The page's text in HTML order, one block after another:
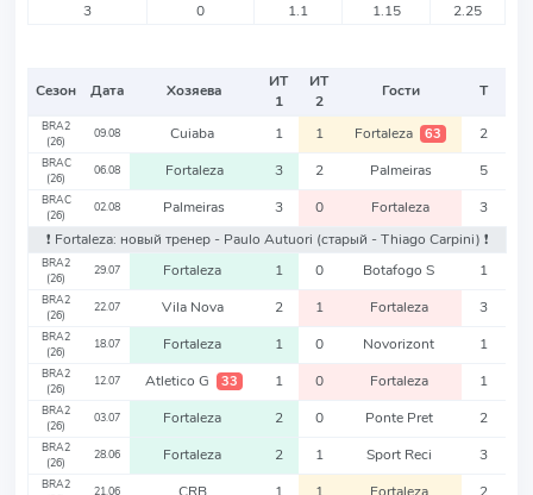
3
0 1.1 1.15 2.25
Сезон Дата Хозяева
ИТ
1
ИТ
2
Гости Т
BRA2
(26)
09.08 Cuiaba 1 1 Fortaleza 63 2
BRAC
(26)
06.08 Fortaleza 3 2 Palmeiras 5
BRAC
(26)
02.08 Palmeiras 3 0 Fortaleza
3
❗️ Fortaleza: новый тренер - Paulo Autuori (старый - Thiago Carpini) ❗️
BRA2
(26)
29.07 Fortaleza 1 0 Botafogo S 1
BRA2
(26)
22.07 Vila Nova 2 1 Fortaleza 3
BRA2
(26)
18.07 Fortaleza 1 0 Novorizont 1
BRA2
(26)
12.07 Atletico G 33 1 0 Fortaleza 1
BRA2
(26)
03.07 Fortaleza 2 0 Ponte Pret 2
BRA2
(26)
28.06 Fortaleza 2 1 Sport Reci 3
BRA2
21.06 CRB 1 1 Fortaleza 2